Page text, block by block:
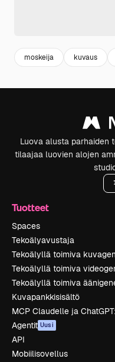
moskeija kuvaus
Luova alusta parhaiden
tilaajaa luovien alojen
Tuotteet
Spaces
Tekoälyavustaja
Tekoälyllä toimiva
Tekoälyllä toimiva
Tekoälyllä toimiva
Kuvapankkisisältö
MCP Claudelle ja
Agentit Uusi
API
Mobiilisovellus